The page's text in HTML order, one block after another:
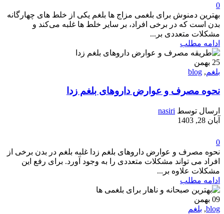
0
بهترین دمنوش برای بلغمی مزاج ها بلغم یکی از خلط های چهارگانه
بدن است که در برخی افراد، بر سایر خلط ها غلبه می‌کند و
مشکلات متعددی بر...
ادامه مطلب
25 بهمن
بلغم,
blog
نحوه مصرف و عوارض داروهای بلغم زدا
ارسال توسط nasiri
آبان 28, 1403
0
نحوه مصرف و عوارض داروهای بلغم زدا غلبه بلغم در بدن برخی از
افراد می تواند مشکلات متعددی را به وجود آورد. برای رفع این
مشکلات علاوه بر...
ادامه مطلب
09 بهمن
blog
, بلغم